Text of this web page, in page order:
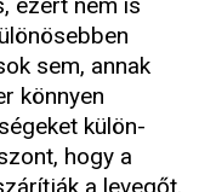
sem, annak
könnyen
külön-
hogy a